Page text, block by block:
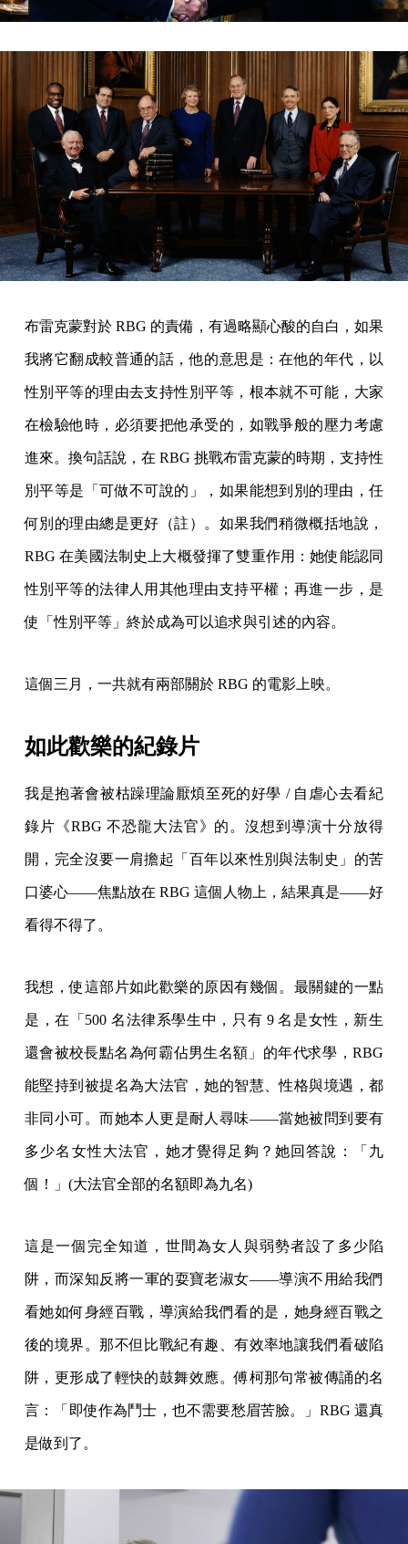
布雷克蒙對於 RBG 的責備，有過略顯心酸的自白，如果
我將它翻成較普通的話，他的意思是：在他的年代，以
性別平等的理由去支持性別平等，根本就不可能，大家
在檢驗他時，必須要把他承受的，如戰爭般的壓力考慮
進來。換句話說，在 RBG 挑戰布雷克蒙的時期，支持性
別平等是「可做不可說的」，如果能想到別的理由，任
何別的理由總是更好（註）。如果我們稍微概括地說，
RBG 在美國法制史上大概發揮了雙重作用：她使能認同
性別平等的法律人用其他理由支持平權；再進一步，是
使「性別平等」終於成為可以追求與引述的內容。
這個三月，一共就有兩部關於 RBG 的電影上映。
如此歡樂的紀錄片
我是抱著會被枯躁理論厭煩至死的好學 / 自虐心去看紀
錄片《RBG 不恐龍大法官》的。沒想到導演十分放得
開，完全沒要一肩擔起「百年以來性別與法制史」的苦
口婆心——焦點放在 RBG 這個人物上，結果真是——好
看得不得了。
我想，使這部片如此歡樂的原因有幾個。最關鍵的一點
是，在「500 名法律系學生中，只有 9 名是女性，新生
還會被校長點名為何霸佔男生名額」的年代求學，RBG
能堅持到被提名為大法官，她的智慧、性格與境遇，都
非同小可。而她本人更是耐人尋味——當她被問到要有
多少名女性大法官，她才覺得足夠？她回答說：「九
個！」(大法官全部的名額即為九名)
這是一個完全知道，世間為女人與弱勢者設了多少陷
阱，而深知反將一軍的耍寶老淑女——導演不用給我們
看她如何身經百戰，導演給我們看的是，她身經百戰之
後的境界。那不但比戰紀有趣、有效率地讓我們看破陷
阱，更形成了輕快的鼓舞效應。傅柯那句常被傳誦的名
言：「即使作為鬥士，也不需要愁眉苦臉。」RBG 還真
是做到了。